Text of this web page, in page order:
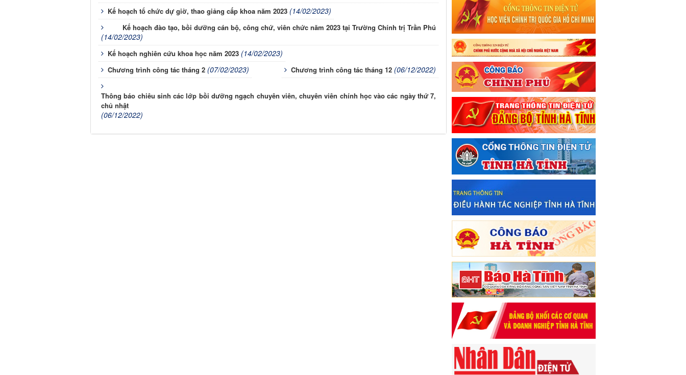
Kế hoạch tổ chức dự giờ, thao giảng cấp khoa năm 2023 (14/02/2023)
Kế hoạch đào tạo, bồi dưỡng cán bộ, công chứ, viên chức năm 2023 tại Trường Chính trị Trần Phú
(14/02/2023)
Kế hoạch nghiên cứu khoa học năm 2023 (14/02/2023)
Chương trình công tác tháng 2 (07/02/2023) Chương trình công tác tháng 12 (06/12/2022)
Thông báo chiêu sinh các lớp bồi dưỡng ngạch chuyên viên, chuyên viên chính học vào các ngày thứ 7,
chủ nhật
(06/12/2022)